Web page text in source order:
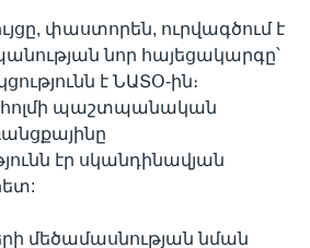
փաստորեն, ուրվագծում է
նոր հայեցակարգը՝
է ՆԱՏՕ-ին։
պաշտպանական
էր սկանդինավյան
մեծամասնության նման